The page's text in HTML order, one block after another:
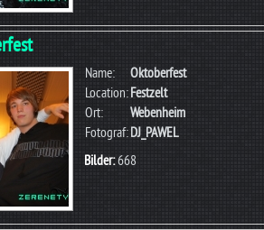
Name:
Oktoberfest
Location:Festzelt
Ort:
Webenheim
Fotograf:DJ_PAWEL
Bilder:668